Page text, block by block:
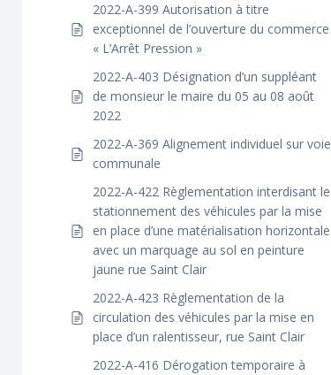
2022-A-399 Autorisation à titre
exceptionnel de l’ouverture du commerce
« L’Arrêt Pression »
2022-A-403 Désignation d’un suppléant
de monsieur le maire du 05 au 08 août
2022
2022-A-369 Alignement individuel sur voie
communale
2022-A-422 Règlementation interdisant le
stationnement des véhicules par la mise
en place d’une matérialisation horizontale
avec un marquage au sol en peinture
jaune rue Saint Clair
2022-A-423 Règlementation de la
circulation des véhicules par la mise en
place d’un ralentisseur, rue Saint Clair
2022-A-416 Dérogation temporaire à